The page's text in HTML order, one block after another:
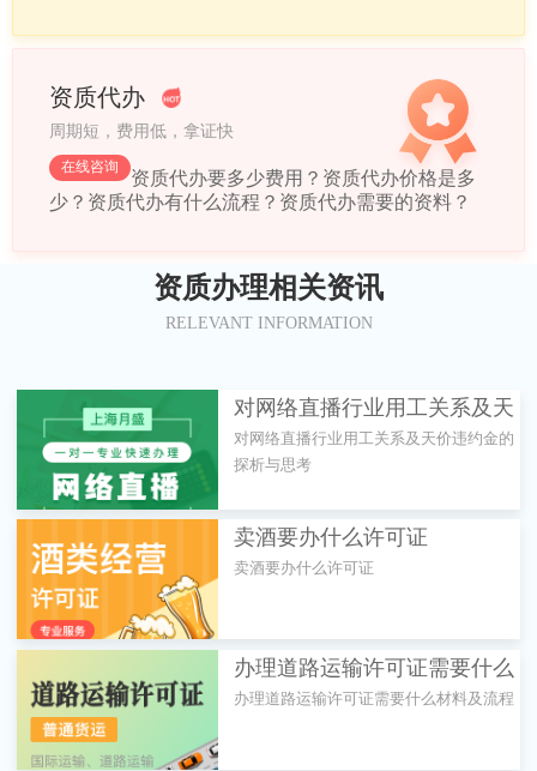
资质代办
周期短，费用低，拿证快
在线咨询
资质代办要多少费用？ 资质代办价格是多
少？ 资质代办有什么流程？ 资质代办需要的资料？
资质办理相关资讯
RELEVANT INFORMATION
对网络直播行业用工关系及天
价违约金的探析与思考
对网络直播行业用工关系及天价违约金的
探析与思考
卖酒要办什么许可证
卖酒要办什么许可证
办理道路运输许可证需要什么
材料及流程
办理道路运输许可证需要什么材料及流程